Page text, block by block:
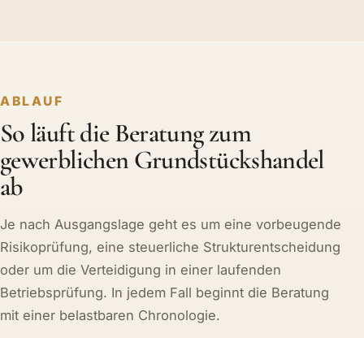
ABLAUF
So läuft die Beratung zum
gewerblichen Grundstückshandel
ab
Je nach Ausgangslage geht es um eine vorbeugende
Risikoprüfung, eine steuerliche Strukturentscheidung
oder um die Verteidigung in einer laufenden
Betriebsprüfung. In jedem Fall beginnt die Beratung
mit einer belastbaren Chronologie.